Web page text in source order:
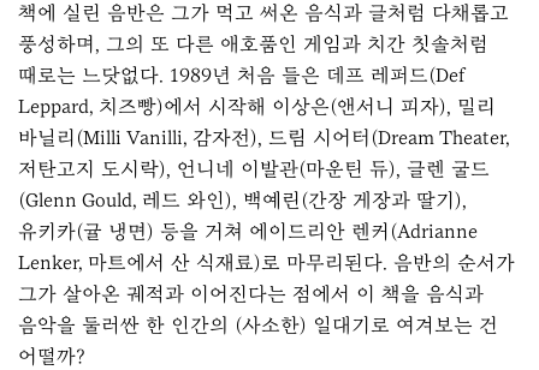
책에 실린 음반은 그가 먹고 써온 음식과 글처럼 다채롭고
풍성하며, 그의 또 다른 애호품인 게임과 치간 칫솔처럼
때로는 느닷없다. 1989년 처음 들은 데프 레퍼드(Def
Leppard, 치즈빵)에서 시작해 이상은(앤서니 피자), 밀리
바닐리(Milli Vanilli, 감자전), 드림 시어터(Dream Theater,
저탄고지 도시락), 언니네 이발관(마운틴 듀), 글렌 굴드
(Glenn Gould, 레드 와인), 백예린(간장 게장과 딸기),
유키카(귤 냉면) 등을 거쳐 에이드리안 렌커(Adrianne
Lenker, 마트에서 산 식재료)로 마무리된다. 음반의 순서가
그가 살아온 궤적과 이어진다는 점에서 이 책을 음식과
음악을 둘러싼 한 인간의 (사소한) 일대기로 여겨보는 건
어떨까?